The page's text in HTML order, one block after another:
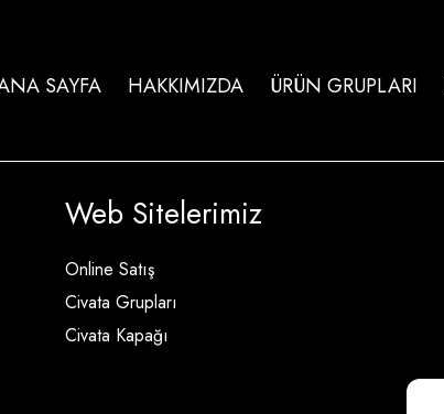
SAYFA HAKKIMIZDA ÜRÜN GRUPLARI
Web Sitelerimiz
Online Satış
Civata Grupları
Civata Kapağı